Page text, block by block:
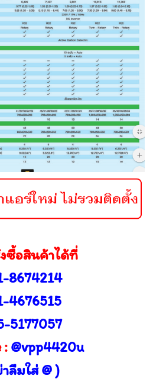
ซื้อสินค้าได้ที่
8674214
4676515
5177057
: @vpp4420u
ลืมใส่ @ )